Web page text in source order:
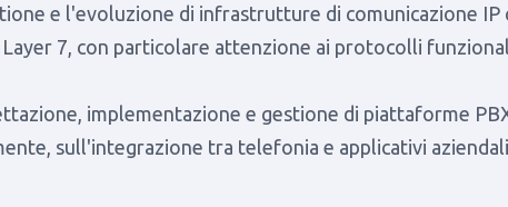
e l'evoluzione di infrastrutture di comunicazione IP
7, con particolare attenzione ai protocolli
implementazione e gestione di piattaforme
sull'integrazione tra telefonia e applicativi aziendali